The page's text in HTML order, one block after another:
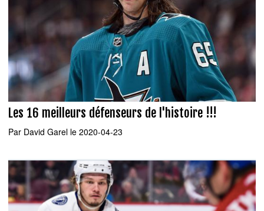
Les 16 meilleurs défenseurs de l'histoire !!!
Par David Garel le 2020-04-23